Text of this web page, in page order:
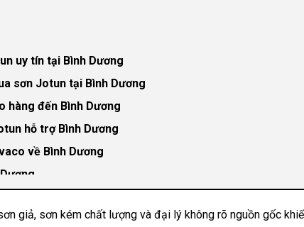
uy tín tại Bình Dương
sơn Jotun tại Bình Dương
hàng đến Bình Dương
hỗ trợ Bình Dương
về Bình Dương
trình tại Bình Dương
giả, sơn kém chất lượng và đại lý không rõ nguồn gốc